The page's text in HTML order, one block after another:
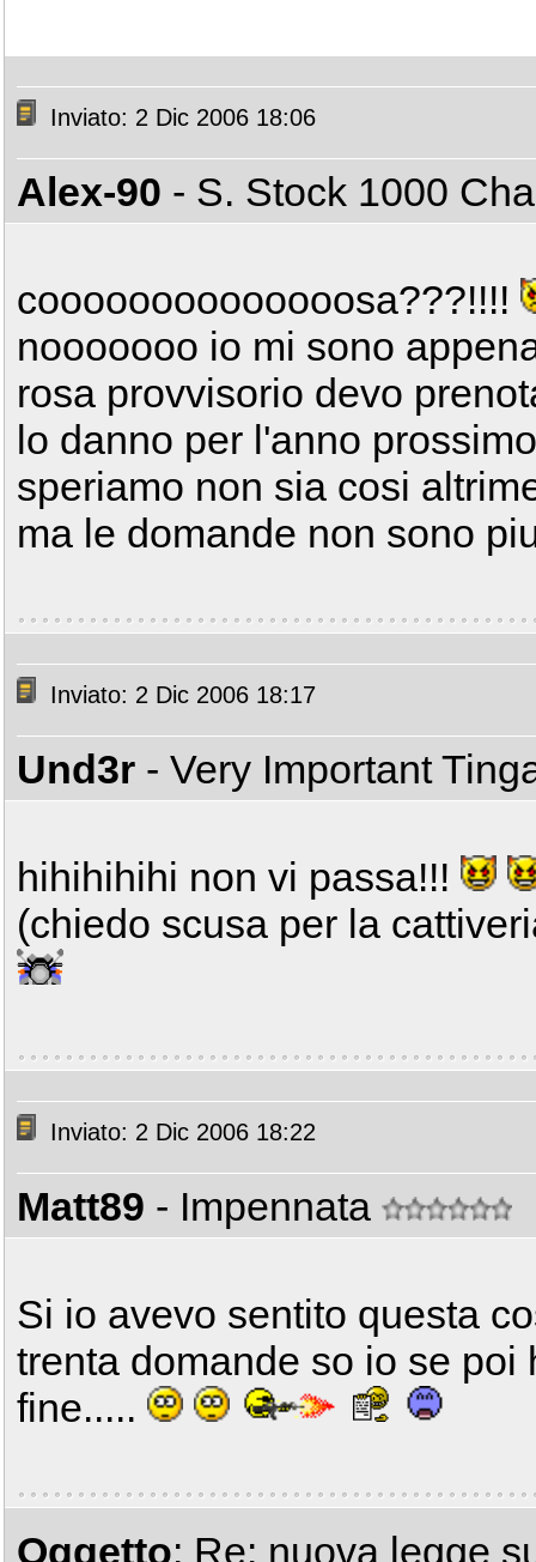
Inviato: 2 Dic 2006 18:06
Alex-90 - S. Stock 1000
coooooooooooooosa???!!!!
nooooooo io mi sono
rosa provvisorio devo
lo danno per l'anno prossimo
speriamo non sia cosi
ma le domande non sono
Inviato: 2 Dic 2006 18:17
Und3r - Very Important
hihihihihi non vi passa!!!
(chiedo scusa per la
Inviato: 2 Dic 2006 18:22
Matt89 - Impennata
Si io avevo sentito questa
trenta domande so io se
fine.....
Oggetto: Re: nuova legge